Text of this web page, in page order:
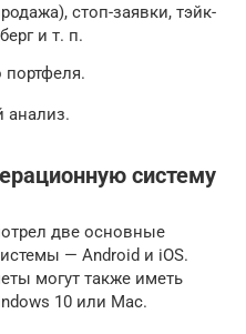
стоп-заявки, тэйк-
и т. п.
портфеля.
анализ.
систему
две основные
— Android и iOS.
могут также иметь
10 или Mac.